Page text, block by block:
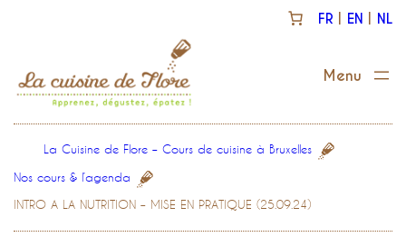
FR EN NL
La Cuisine de Flore – Cours de cuisine à Bruxelles
Nos cours & l’agenda
INTRO A LA NUTRITION – MISE EN PRATIQUE (25.09.24)